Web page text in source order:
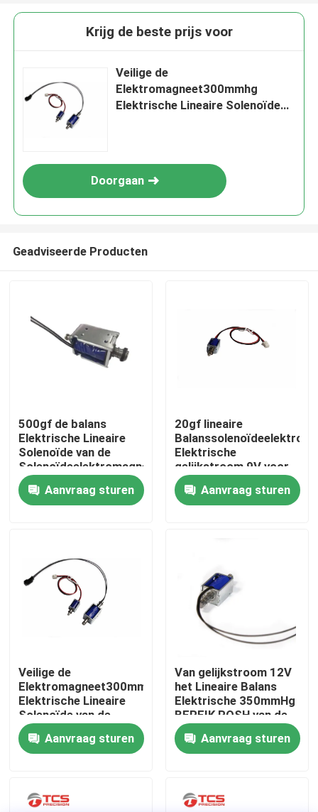
Producten
VR-show
Fabriekstocht
Kwaliteitscontrole
Neem contact met ons op
Nieuws
Bloggen
Krijg de beste prijs voor
Veilige de
Elektromagneet300mmhg
Elektrische Lineaire Solenoïde
Doorgaan
Geadviseerde Producten
500gf de balans
Elektrische Lineaire
Solenoïde van de
Solenoïdeelektromagneet
gelijkstroom 12V
Aanvraag sturen
20gf lineaire
Elektrische
gelijkstroom 9V voor
Veilig Slot
Aanvraag sturen
Veilige de
Elektromagneet300mmhg
Elektrische Lineaire
Solenoïde van de
Slotgelijkstroom 9V
Balanssolenoïde
Aanvraag sturen
Van gelijkstroom 12V
het Lineaire Balans
Elektrische 350mmHg
BEREIK ROSH van de
de
Solenoïdeelektromagneet
Aanvraag sturen